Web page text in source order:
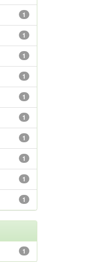
1
1
1
1
1
1
1
1
1
1
1